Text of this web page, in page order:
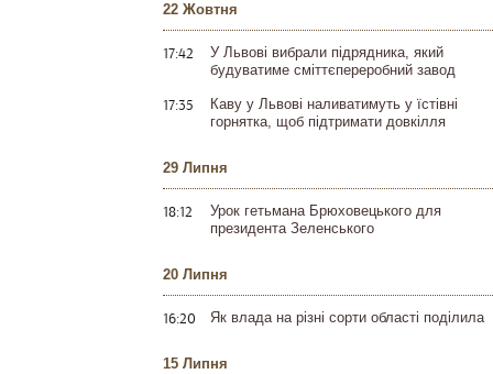
22 Жовтня
17:42
У Львові вибрали підрядника, який
будуватиме сміттєпереробний завод
17:35
Каву у Львові наливатимуть у їстівні
горнятка, щоб підтримати довкілля
29 Липня
18:12
Урок гетьмана Брюховецького для
президента Зеленського
20 Липня
16:20 Як влада на різні сорти області поділила
15 Липня